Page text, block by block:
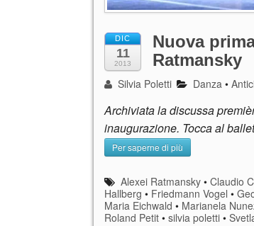
DIC
11
2013
Nuova
Ratmansky
Silvia Poletti Danza •
Archiviata la discussa
inaugurazione. Tocca al
Per saperne di più
Alexei Ratmansky •Claudio
Hallberg • Friedmann Vogel •
Maria Eichwald • Marianela
Roland Petit • silvia poletti •